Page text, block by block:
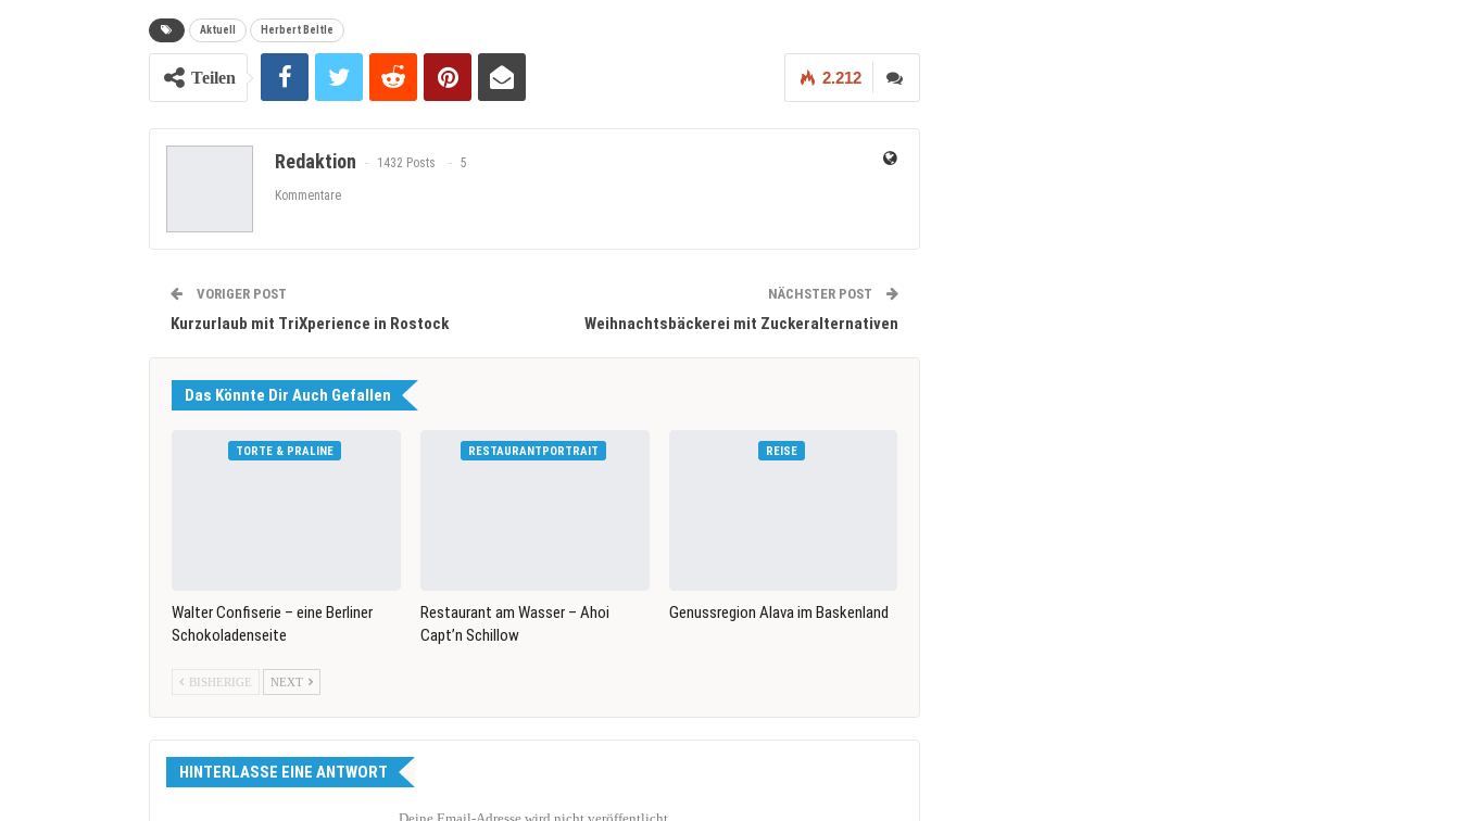
Aktuell Herbert Beltle
2.212
Teilen
Redaktion 1432 Posts 5
Kommentare
VORIGER POST
Kurzurlaub mit TriXperience in Rostock
NÄCHSTER POST
Weihnachtsbäckerei mit Zuckeralternativen
Das Könnte Dir Auch Gefallen
TORTE & PRALINE
Walter Confiserie – eine Berliner
Schokoladenseite
RESTAURANTPORTRAIT
Restaurant am Wasser – Ahoi
Capt’n Schillow
REISE
Genussregion Alava im Baskenland
BISHERIGE NEXT
HINTERLASSE EINE ANTWORT